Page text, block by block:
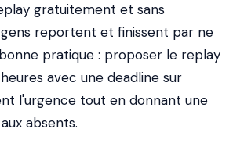
gratuitement et sans
gens reportent et finissent par ne
pratique : proposer le replay
avec une deadline sur
l'urgence tout en donnant une
absents.